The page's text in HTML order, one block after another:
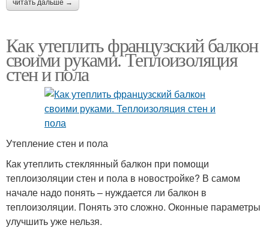
читать дальше →
Как утеплить французский балкон
своими руками. Теплоизоляция
стен и пола
Утепление стен и пола
Как утеплить стеклянный балкон при помощи
теплоизоляции стен и пола в новостройке? В самом
начале надо понять – нуждается ли балкон в
теплоизоляции. Понять это сложно. Оконные параметры
улучшить уже нельзя.